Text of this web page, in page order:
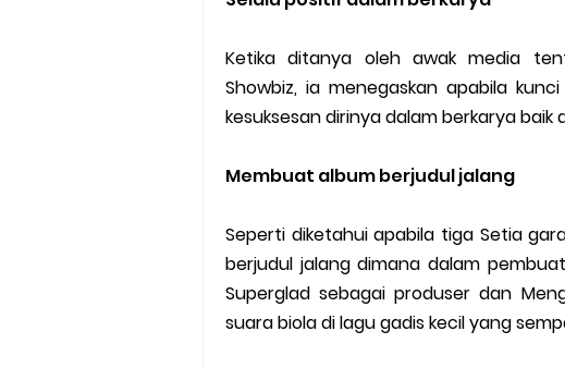
Ketika ditanya oleh awak media
Showbiz, ia menegaskan apabila
kesuksesan dirinya dalam berkarya baik
Membuat album berjudul jalang
Seperti diketahui apabila tiga Setia
berjudul jalang dimana dalam
Superglad sebagai produser dan
suara biola di lagu gadis kecil yang